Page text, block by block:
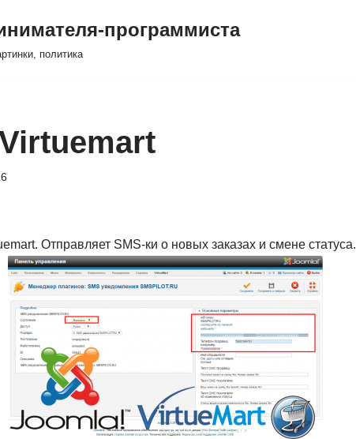
программиста
политика
Отправляет SMS-ки о новых заказах и смене статуса.